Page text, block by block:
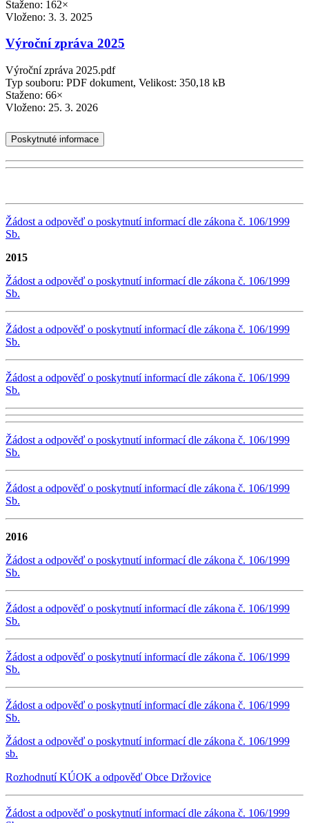
Staženo: 162×
Vloženo: 3. 3. 2025
Výroční zpráva 2025
Výroční zpráva 2025.pdf
Typ souboru: PDF dokument, Velikost: 350,18 kB
Staženo: 66×
Vloženo: 25. 3. 2026
Poskytnuté informace
Žádost a odpověď o poskytnutí informací dle zákona č. 106/1999
Sb.
2015
Žádost a odpověď o poskytnutí informací dle zákona č. 106/1999
Sb.
Žádost a odpověď o poskytnutí informací dle zákona č. 106/1999
Sb.
Žádost a odpověď o poskytnutí informací dle zákona č. 106/1999
Sb.
Žádost a odpověď o poskytnutí informací dle zákona č. 106/1999
Sb.
Žádost a odpověď o poskytnutí informací dle zákona č. 106/1999
Sb.
2016
Žádost a odpověď o poskytnutí informací dle zákona č. 106/1999
Sb.
Žádost a odpověď o poskytnutí informací dle zákona č. 106/1999
Sb.
Žádost a odpověď o poskytnutí informací dle zákona č. 106/1999
Sb.
Žádost a odpověď o poskytnutí informací dle zákona č. 106/1999
Sb.
Žádost a odpověď o poskytnutí informací dle zákona č. 106/1999
sb.
Rozhodnutí KÚOK a odpověď Obce Držovice
Žádost a odpověď o poskytnutí informací dle zákona č. 106/1999